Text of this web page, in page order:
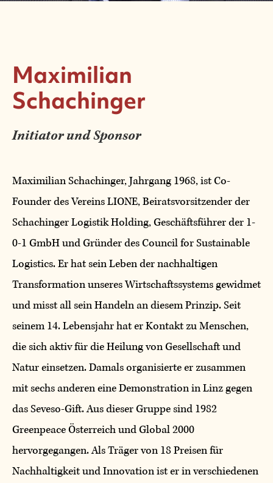
Maximilian
Schachinger
Initiator und Sponsor
Maximilian Schachinger, Jahrgang 1968, ist Co-
Founder des Vereins LIONE, Beiratsvorsitzender der
Schachinger Logistik Holding, Geschäftsführer der 1-
0-1 GmbH und Gründer des Council for Sustainable
Logistics. Er hat sein Leben der nachhaltigen
Transformation unseres Wirtschaftssystems gewidmet
und misst all sein Handeln an diesem Prinzip. Seit
seinem 14. Lebensjahr hat er Kontakt zu Menschen,
die sich aktiv für die Heilung von Gesellschaft und
Natur einsetzen. Damals organisierte er zusammen
mit sechs anderen eine Demonstration in Linz gegen
das Seveso-Gift. Aus dieser Gruppe sind 1982
Greenpeace Österreich und Global 2000
hervorgegangen. Als Träger von 18 Preisen für
Nachhaltigkeit und Innovation ist er in verschiedenen